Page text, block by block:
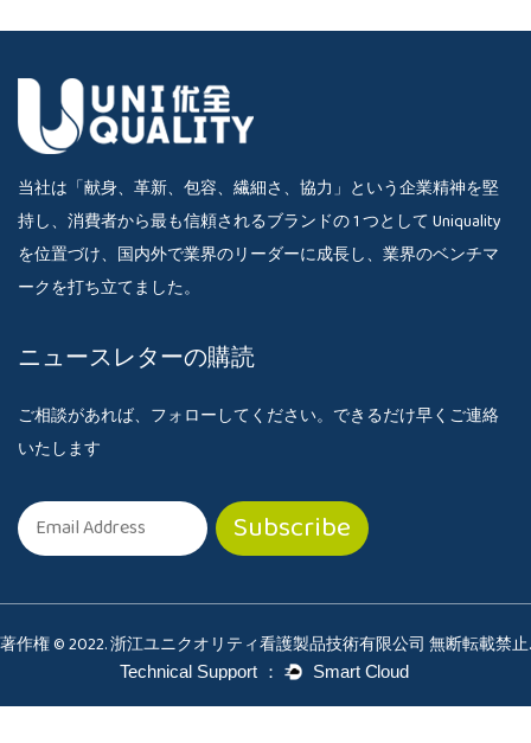
当社は「献身、革新、包容、繊細さ、協力」という企業精神を堅
持し、消費者から最も信頼されるブランドの 1 つとして Uniquality
を位置づけ、国内外で業界のリーダーに成長し、業界のベンチマ
ークを打ち立てました。
ニュースレターの購読
ご相談があれば、フォローしてください。できるだけ早くご連絡
いたします
著作権 © 2022. 浙江ユニクオリティ看護製品技術有限公司 無断転載禁止.